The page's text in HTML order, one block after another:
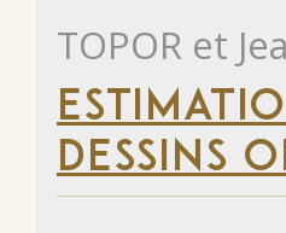
TOPOR et
DESSINS